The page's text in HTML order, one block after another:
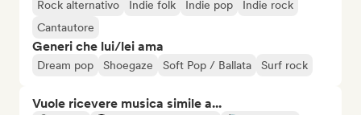
Rock alternativo Indie folk Indie pop
Indie rock
Cantautore
Generi che lui/lei ama
Dream pop Shoegaze Soft Pop / Ballata Surf rock
Vuole ricevere musica simile a...